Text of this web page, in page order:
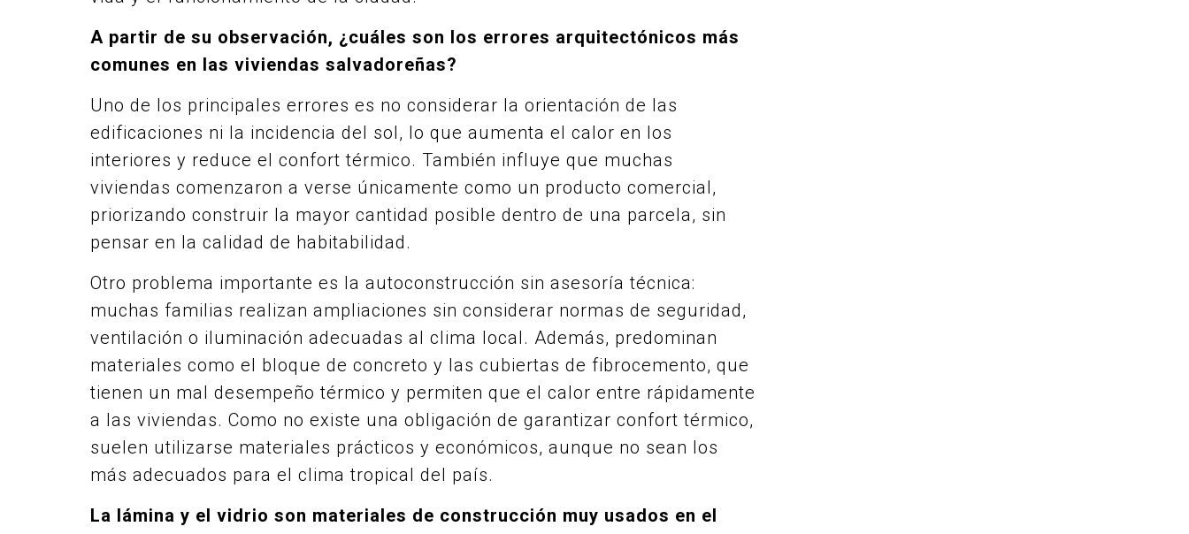
A partir de su observación, ¿cuáles son los errores arquitectónicos más
comunes en las viviendas salvadoreñas?
Uno de los principales errores es no considerar la orientación de las
edificaciones ni la incidencia del sol, lo que aumenta el calor en los
interiores y reduce el confort térmico. También influye que muchas
viviendas comenzaron a verse únicamente como un producto comercial,
priorizando construir la mayor cantidad posible dentro de una parcela, sin
pensar en la calidad de habitabilidad.
Otro problema importante es la autoconstrucción sin asesoría técnica:
muchas familias realizan ampliaciones sin considerar normas de seguridad,
ventilación o iluminación adecuadas al clima local. Además, predominan
materiales como el bloque de concreto y las cubiertas de fibrocemento, que
tienen un mal desempeño térmico y permiten que el calor entre rápidamente
a las viviendas. Como no existe una obligación de garantizar confort térmico,
suelen utilizarse materiales prácticos y económicos, aunque no sean los
más adecuados para el clima tropical del país.
La lámina y el vidrio son materiales de construcción muy usados en el